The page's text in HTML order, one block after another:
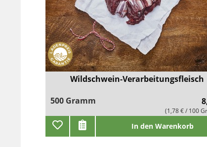
Wildschwein-Verarbeitungsfleisch
500 Gramm
(1,78 € / 100
In den Warenkorb